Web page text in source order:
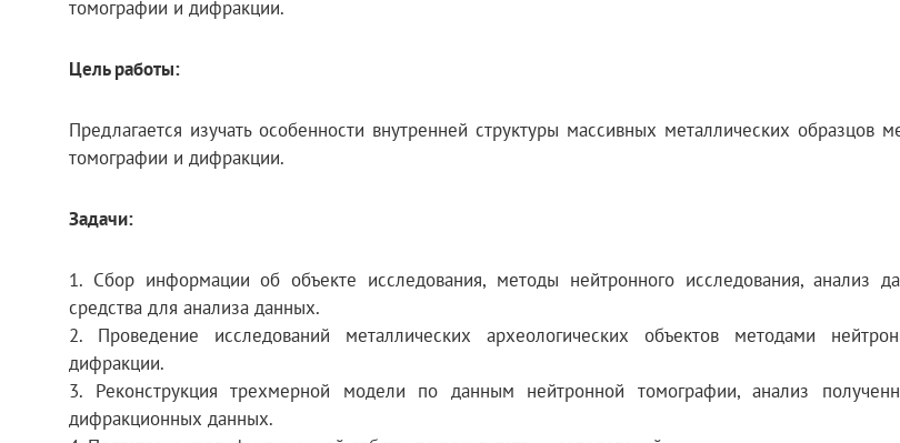
томографии и дифракции.
Цель работы:
Предлагается изучать особенности внутренней структуры массивных металлических образцов
томографии и дифракции.
Задачи:
1. Сбор информации об объекте исследования, методы нейтронного исследования, анализ
средства для анализа данных.
2. Проведение исследований металлических археологических объектов методами
дифракции.
3. Реконструкция трехмерной модели по данным нейтронной томографии, анализ
дифракционных данных.